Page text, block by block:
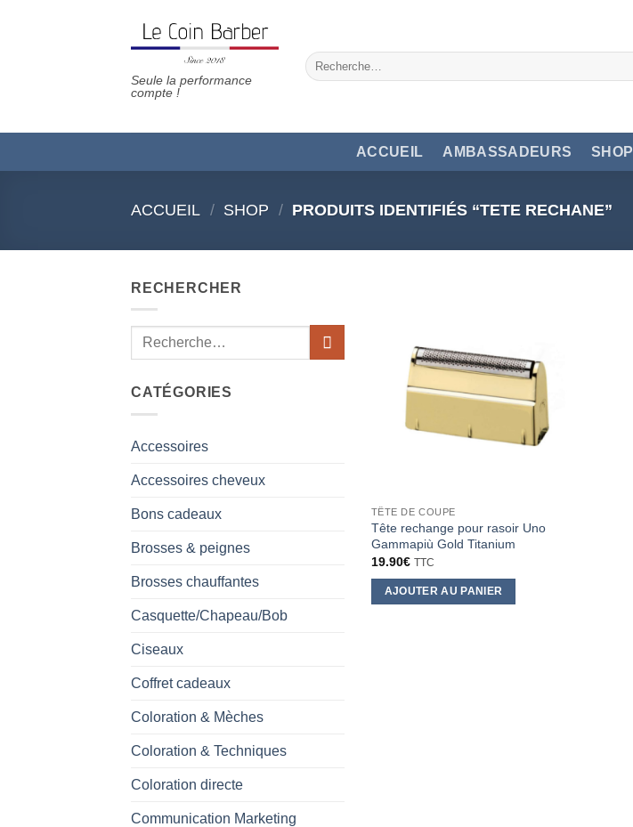
Seule la performance
compte !
Recherche
pour :
ACCUEIL AMBASSADEURS SHOP
ACCUEIL / SHOP / PRODUITS IDENTIFIÉS “TETE RECHANE”
RECHERCHER
Recherche
CATÉGORIES
Accessoires
Accessoires cheveux
Bons cadeaux
Brosses & peignes
Brosses chauffantes
Casquette/Chapeau/Bob
Ciseaux
Coffret cadeaux
Coloration & Mèches
Coloration & Techniques
Coloration directe
Communication Marketing
TÊTE DE COUPE
Tête rechange pour rasoir Uno
Gammapiù Gold Titanium
19.90€ TTC
AJOUTER AU PANIER